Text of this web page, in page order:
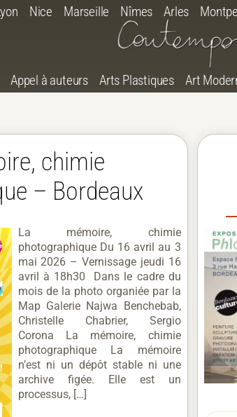
Nice Marseille Nîmes Arles
Appel à auteurs Arts Plastiques Art
chimie
– Bordeaux
La mémoire, chimie
photographique Du 16 avril au 3
mai 2026 – Vernissage jeudi 16
avril à 18h30 Dans le cadre du
mois de la photo organiée par la
Map Galerie Najwa Benchebab,
Christelle Chabrier, Sergio
Corona La mémoire, chimie
photographique La mémoire
n’est ni un dépôt stable ni une
archive figée. Elle est un
processus, […]